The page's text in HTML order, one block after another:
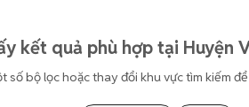
kết quả phù hợp tại Huyện
số bộ lọc hoặc thay đổi khu vực tìm kiếm